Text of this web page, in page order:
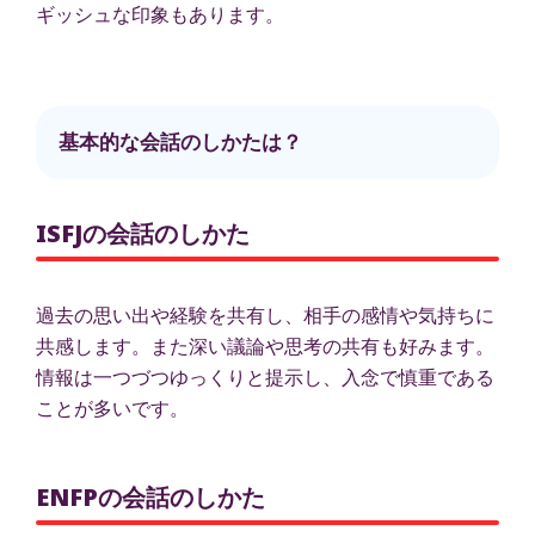
ギッシュな印象もあります。
基本的な会話のしかたは？
ISFJの会話のしかた
過去の思い出や経験を共有し、相手の感情や気持ちに
共感します。また深い議論や思考の共有も好みます。
情報は一つづつゆっくりと提示し、入念で慎重である
ことが多いです。
ENFPの会話のしかた